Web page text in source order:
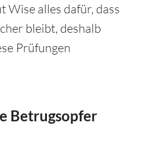
Wise alles dafür, dass
bleibt, deshalb
Prüfungen
Betrugsopfer